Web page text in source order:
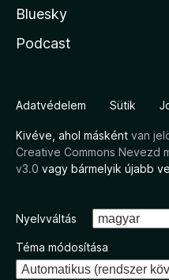
Bluesky
Podcast
Adatvédelem Sütik
Kivéve, ahol másként van
Creative Commons Nevezd
v3.0 vagy bármelyik újabb
Nyelvváltás
Téma módosítása